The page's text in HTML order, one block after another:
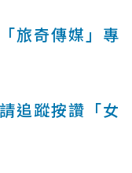
旅奇傳媒」專
追蹤按讚「女